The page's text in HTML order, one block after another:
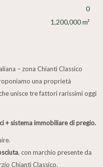
0
1,200,000 m²
– zona Chianti Classico
una proprietà
unisce tre fattori rarissimi oggi
sistema immobiliare di pregio.
, con marchio presente da
Chianti Classico.